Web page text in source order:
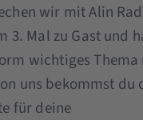
wir mit Alin
3. Mal zu Gast und
wichtiges
uns bekommst du
für deine